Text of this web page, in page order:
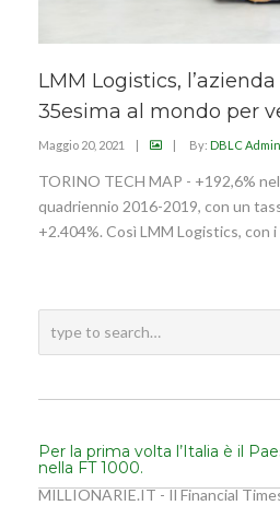
LMM Logistics,
35esima al mondo per
Maggio 20, 2021 | | By: DBLC Admin
TORINO TECH MAP - +192,6%
quadriennio 2016-2019, con un
+2.404%. Così LMM Logistics, con i
Per la prima volta l’Italia è il
nella FT 1000.
MILLIONARIE.IT - Il Financial